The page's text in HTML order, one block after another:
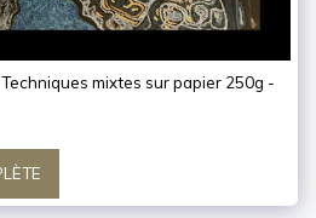
mixtes sur papier 250g -